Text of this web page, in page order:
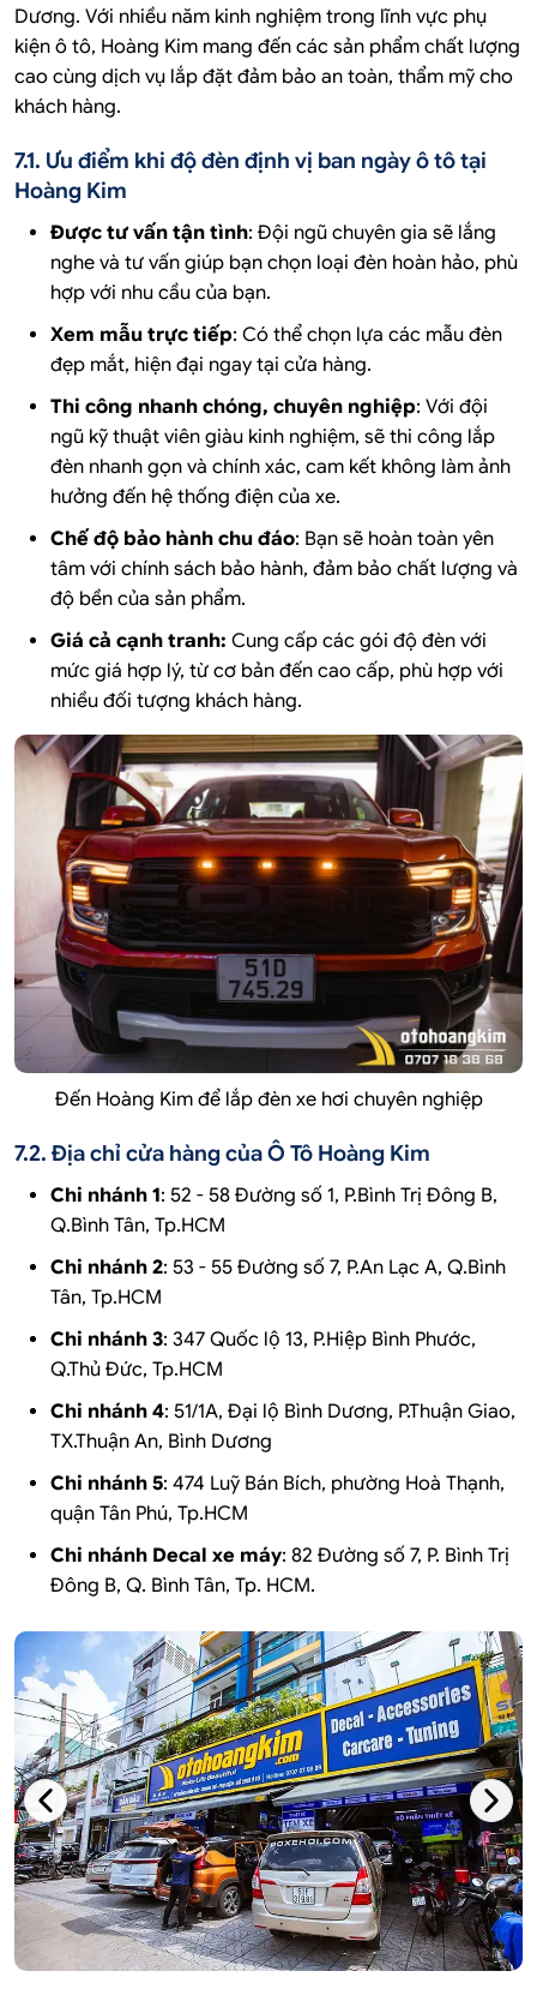
Dương. Với nhiều năm kinh nghiệm trong lĩnh vực phụ
kiện ô tô, Hoàng Kim mang đến các sản phẩm chất lượng
cao cùng dịch vụ lắp đặt đảm bảo an toàn, thẩm mỹ cho
khách hàng.
7.1. Ưu điểm khi độ đèn định vị ban ngày ô tô tại
Hoàng Kim
Được tư vấn tận tình: Đội ngũ chuyên gia sẽ lắng
nghe và tư vấn giúp bạn chọn loại đèn hoàn hảo, phù
hợp với nhu cầu của bạn.
Xem mẫu trực tiếp: Có thể chọn lựa các mẫu đèn
đẹp mắt, hiện đại ngay tại cửa hàng.
Thi công nhanh chóng, chuyên nghiệp: Với đội
ngũ kỹ thuật viên giàu kinh nghiệm, sẽ thi công lắp
đèn nhanh gọn và chính xác, cam kết không làm ảnh
hưởng đến hệ thống điện của xe.
Chế độ bảo hành chu đáo: Bạn sẽ hoàn toàn yên
tâm với chính sách bảo hành, đảm bảo chất lượng và
độ bền của sản phẩm.
Giá cả cạnh tranh: Cung cấp các gói độ đèn với
mức giá hợp lý, từ cơ bản đến cao cấp, phù hợp với
nhiều đối tượng khách hàng.
Đến Hoàng Kim để lắp đèn xe hơi chuyên nghiệp
7.2. Địa chỉ cửa hàng của Ô Tô Hoàng Kim
Chi nhánh 1: 52 - 58 Đường số 1, P.Bình Trị Đông B,
Q.Bình Tân, Tp.HCM
Chi nhánh 2: 53 - 55 Đường số 7, P.An Lạc A, Q.Bình
Tân, Tp.HCM
Chi nhánh 3: 347 Quốc lộ 13, P.Hiệp Bình Phước,
Q.Thủ Đức, Tp.HCM
Chi nhánh 4: 51/1A, Đại lộ Bình Dương, P.Thuận Giao,
TX.Thuận An, Bình Dương
Chi nhánh 5: 474 Luỹ Bán Bích, phường Hoà Thạnh,
quận Tân Phú, Tp.HCM
Chi nhánh Decal xe máy: 82 Đường số 7, P. Bình Trị
Đông B, Q. Bình Tân, Tp. HCM.